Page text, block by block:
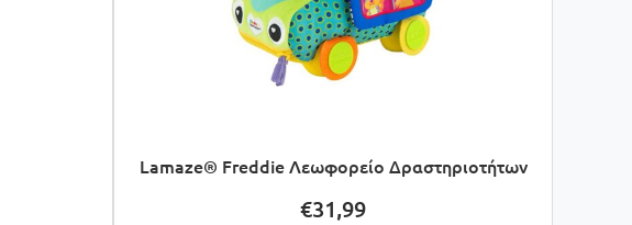
Lamaze® Freddie Λεωφορείο Δραστηριοτήτων
€31,99